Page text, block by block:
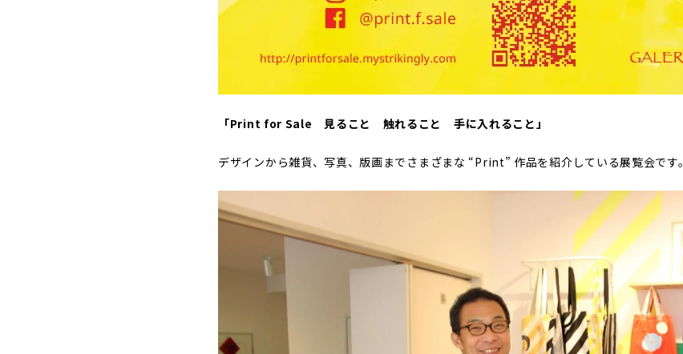
「Print for Sale 見ること 触れること 手に入れること」
デザインから雑貨、写真、版画までさまざまな “Print” 作品を紹介している展覧会です。